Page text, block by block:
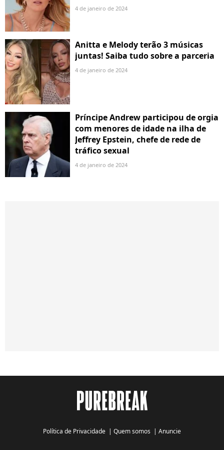
4 de janeiro de 2024
Anitta e Melody terão 3 músicas
juntas! Saiba tudo sobre a parceria
4 de janeiro de 2024
Príncipe Andrew participou de orgia
com menores de idade na ilha de
Jeffrey Epstein, chefe de rede de
tráfico sexual
4 de janeiro de 2024
Política de Privacidade | Quem somos | Anuncie